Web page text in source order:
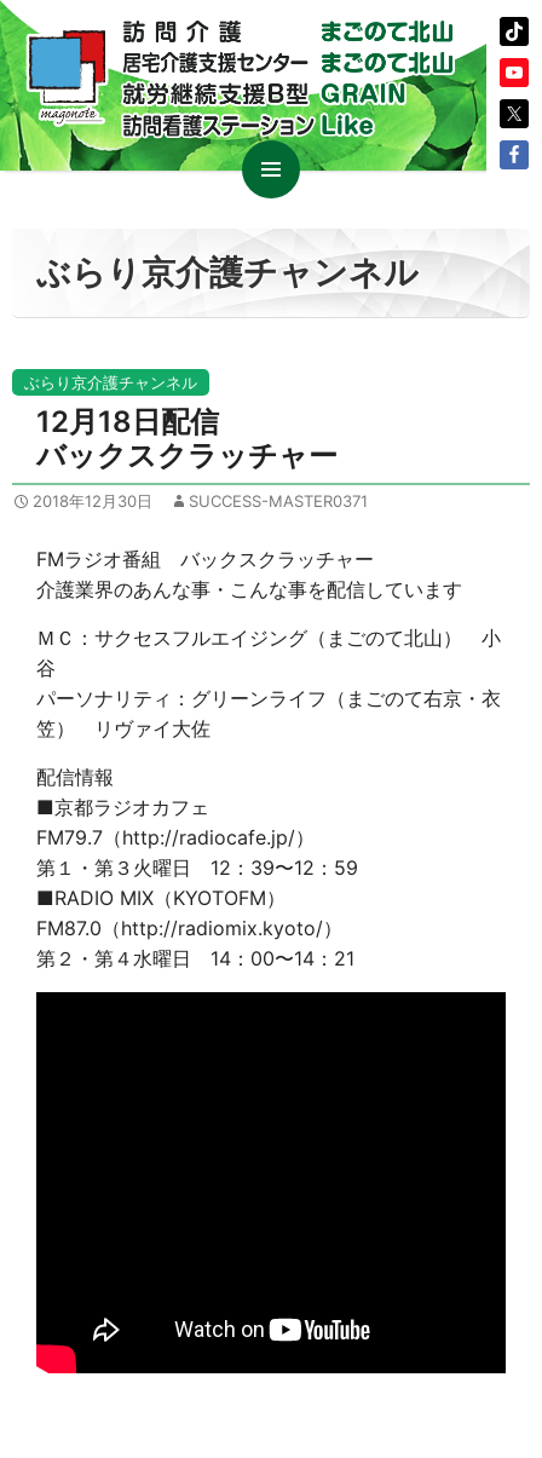
メニュ
ー
ス
キ
ぶらり京介護チャンネル
ぶらり京介護チャンネル
12月18日配信
バックスクラッチャー
2018年12月30日 SUCCESS-MASTER0371
FMラジオ番組 バックスクラッチャー
介護業界のあんな事・こんな事を配信しています
ＭＣ：サクセスフルエイジング（まごのて北山） 小
谷
パーソナリティ：グリーンライフ（まごのて右京・衣
笠） リヴァイ大佐
配信情報
■京都ラジオカフェ
FM79.7（http://radiocafe.jp/）
第１・第３火曜日 12：39〜12：59
■RADIO MIX（KYOTOFM）
FM87.0（http://radiomix.kyoto/）
第２・第４水曜日 14 ： 00〜14 ： 21